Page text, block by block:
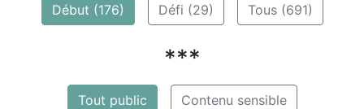
Début (176) Défi (29) Tous (691)
***
Tout public Contenu sensible